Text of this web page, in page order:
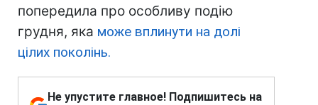
попередила про особливу подію
грудня, яка може вплинути на долі
цілих поколінь.
Не упустите главное! Подпишитесь на